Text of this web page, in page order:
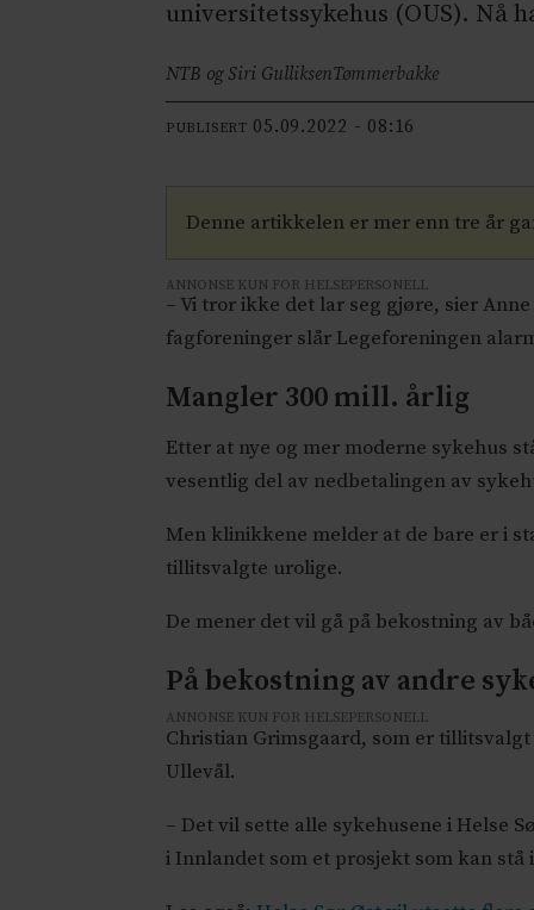
universitetssykehus (OUS). Nå
NTB og Siri GulliksenTømmerbakke
PUBLISERT 05.09.2022 - 08:16
Denne artikkelen er mer enn tre år
ANNONSE KUN FOR HELSEPERSONELL
– Vi tror ikke det lar seg gjøre, sier
fagforeninger slår Legeforeningen
Mangler 300 mill. årlig
Etter at nye og mer moderne sykehus
vesentlig del av nedbetalingen av
Men klinikkene melder at de bare er i
tillitsvalgte urolige.
De mener det vil gå på bekostning av
På bekostning av andre
ANNONSE KUN FOR HELSEPERSONELL
Christian Grimsgaard, som er
Ullevål.
– Det vil sette alle sykehusene i Helse
i Innlandet som et prosjekt som kan